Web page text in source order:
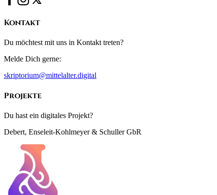
Kontakt
Du möchtest mit uns in Kontakt treten?
Melde Dich gerne:
skriptorium@mittelalter.digital
Projekte
Du hast ein digitales Projekt?
Debert, Enseleit-Kohlmeyer & Schuller GbR